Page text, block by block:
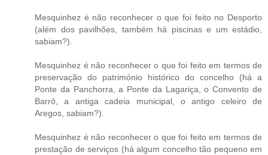
Mesquinhez é não reconhecer o que foi feito no Desporto
(além dos pavilhões, também há piscinas e um estádio,
sabiam?).
Mesquinhez é não reconhecer o que foi feito em termos de
preservação do património histórico do concelho (há a
Ponte da Panchorra, a Ponte da Lagariça, o Convento de
Barrô, a antiga cadeia municipal, o antigo celeiro de
Aregos, sabiam?).
Mesquinhez é não reconhecer o que foi feito em termos de
prestação de serviços (há algum concelho tão pequeno em